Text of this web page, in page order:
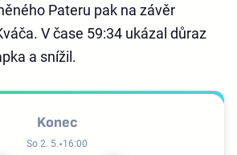
Pateru pak na závěr
V čase 59:34 ukázal důraz
a snížil.
Konec
So 2. 5. 16:00